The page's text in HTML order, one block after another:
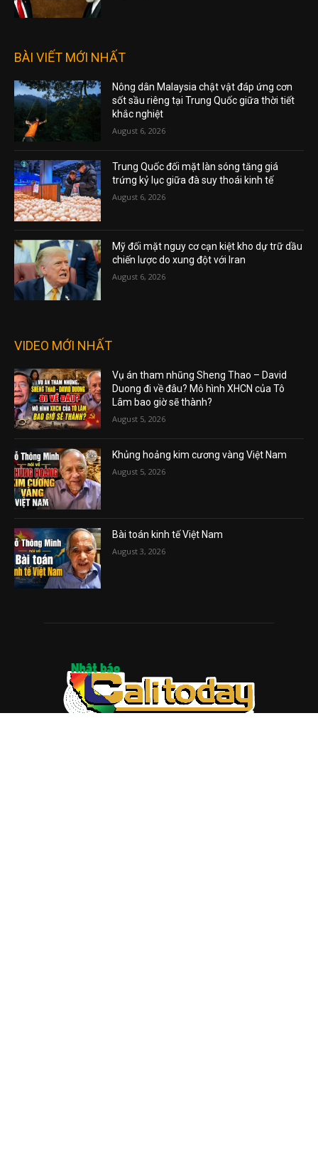
BÀI VIẾT MỚI NHẤT
Nông dân Malaysia chật vật đáp ứng cơn
sốt sầu riêng tại Trung Quốc giữa thời tiết
khắc nghiệt
August 6, 2026
Trung Quốc đối mặt làn sóng tăng giá
trứng kỷ lục giữa đà suy thoái kinh tế
August 6, 2026
Mỹ đối mặt nguy cơ cạn kiệt kho dự trữ dầu
chiến lược do xung đột với Iran
August 6, 2026
VIDEO MỚI NHẤT
Vụ án tham nhũng Sheng Thao – David
Duong đi về đâu? Mô hình XHCN của Tô
Lâm bao giờ sẽ thành?
August 5, 2026
Khủng hoảng kim cương vàng Việt Nam
August 5, 2026
Bài toán kinh tế Việt Nam
August 3, 2026